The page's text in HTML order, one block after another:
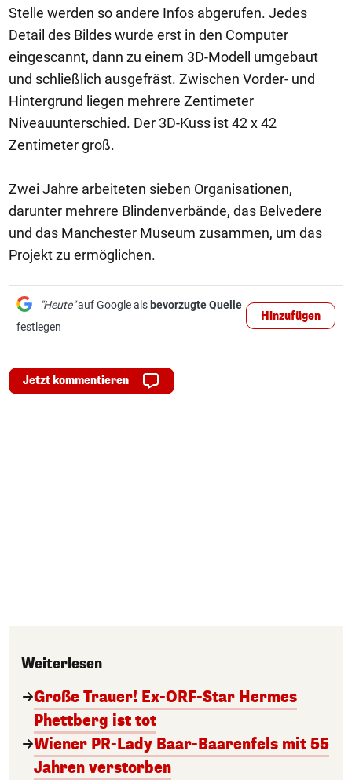
Stelle werden so andere Infos abgerufen. Jedes
Detail des Bildes wurde erst in den Computer
eingescannt, dann zu einem 3D-Modell umgebaut
und schließlich ausgefräst. Zwischen Vorder- und
Hintergrund liegen mehrere Zentimeter
Niveauunterschied. Der 3D-Kuss ist 42 x 42
Zentimeter groß.
Zwei Jahre arbeiteten sieben Organisationen,
darunter mehrere Blindenverbände, das Belvedere
und das Manchester Museum zusammen, um das
Projekt zu ermöglichen.
"Heute"auf Google als bevorzugte Quelle
festlegen
Hinzufügen
Jetzt kommentieren
Weiterlesen
Große Trauer! Ex-ORF-Star Hermes
Phettberg ist tot
Wiener PR-Lady Baar-Baarenfels mit 55
Jahren verstorben